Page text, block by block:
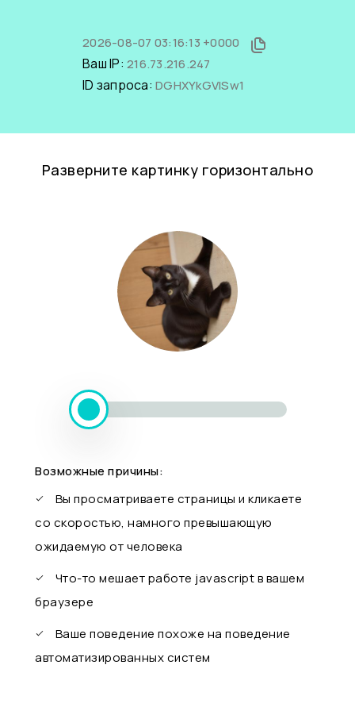
2026-08-07 03:16:13 +0000
Ваш IP: 216.73.216.247
ID запроса: DGHXYkGVlSw1
Разверните картинку горизонтально
Возможные причины:
Вы просматриваете страницы и кликаете
со скоростью, намного превышающую
ожидаемую от человека
Что-то мешает работе javascript в вашем
браузере
Ваше поведение похоже на поведение
автоматизированных систем